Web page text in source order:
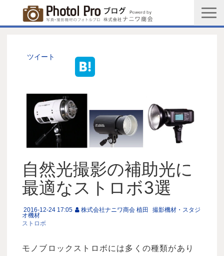
メルマガ登録
写真館協会新規登録申込み
お問い合わせ
ツイート
自然光撮影の補助光に
最適なストロボ3選
2016-12-24 17:05 株式会社ナニワ商会 植田 撮影機材・スタジ
オ機材
ストロボ
モノブロックストロボには多くの種類があり